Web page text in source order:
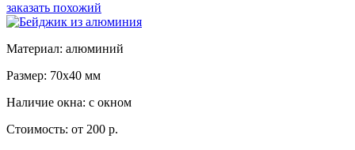
заказать похожий
Материал: алюминий
Размер: 70x40 мм
Наличие окна: с окном
Стоимость: от 200 р.